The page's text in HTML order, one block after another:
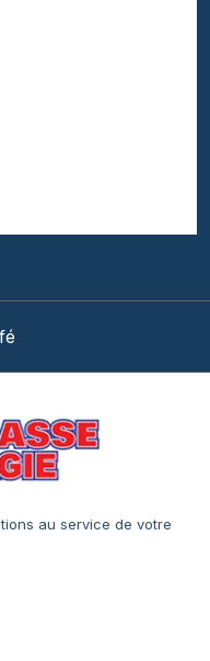
au service de votre